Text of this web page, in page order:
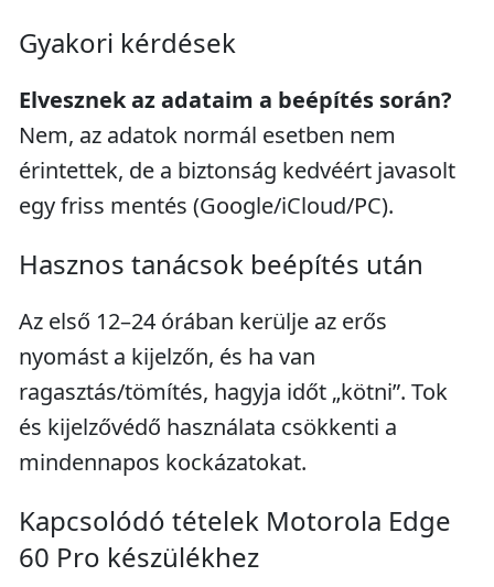
Gyakori kérdések
Elvesznek az adataim a beépítés során?
Nem, az adatok normál esetben nem
érintettek, de a biztonság kedvéért javasolt
egy friss mentés (Google/iCloud/PC).
Hasznos tanácsok beépítés után
Az első 12–24 órában kerülje az erős
nyomást a kijelzőn, és ha van
ragasztás/tömítés, hagyja időt „kötni”. Tok
és kijelzővédő használata csökkenti a
mindennapos kockázatokat.
Kapcsolódó tételek Motorola Edge
60 Pro készülékhez